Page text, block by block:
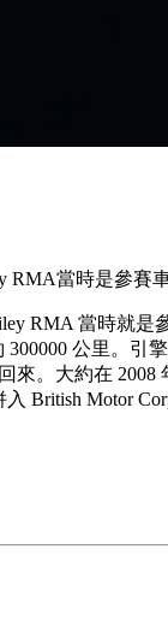
RMA當時是參賽車
RMA 當時就
公里。
來。大約在
British Motor